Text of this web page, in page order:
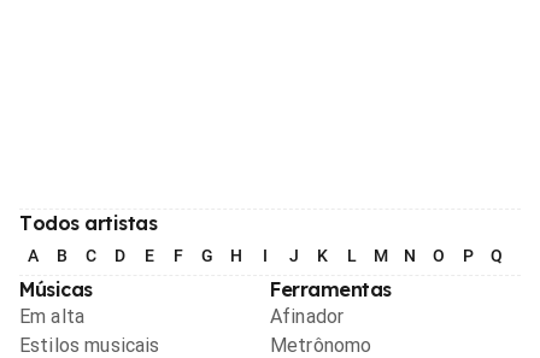
Todos artistas
A B C D E F G H I J K L M N O P Q
Músicas
Em alta
Estilos musicais
Ferramentas
Afinador
Metrônomo